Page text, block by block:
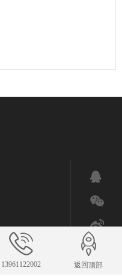
13961122002 返回顶部